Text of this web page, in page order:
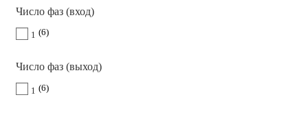
Число фаз (вход)
1 6
Число фаз (выход)
1 6